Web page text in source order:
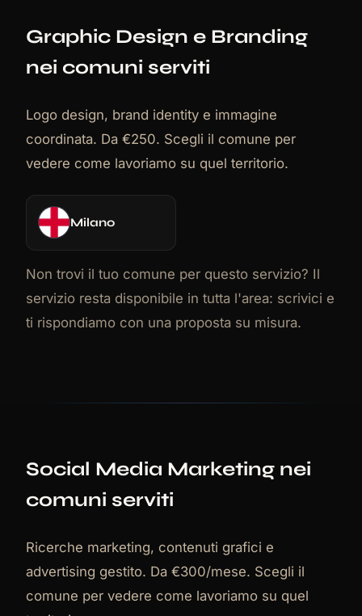
Graphic Design e Branding
nei comuni serviti
Logo design, brand identity e immagine
coordinata. Da €250. Scegli il comune per
vedere come lavoriamo su quel territorio.
Milano
Non trovi il tuo comune per questo servizio? Il
servizio resta disponibile in tutta l'area: scrivici e
ti rispondiamo con una proposta su misura.
Social Media Marketing nei
comuni serviti
Ricerche marketing, contenuti grafici e
advertising gestito. Da €300/mese. Scegli il
comune per vedere come lavoriamo su quel